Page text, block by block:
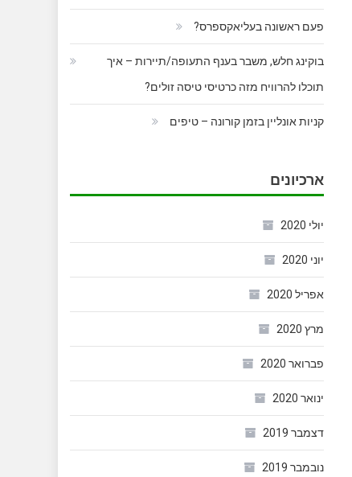
פעם ראשונה בעליאקספרס?
בוקינג חלש, משבר בענף התעופה/תיירות – איך
תוכלו להרוויח מזה כרטיסי טיסה זולים?
קניות אונליין בזמן קורונה – טיפים
ארכיונים
יולי 2020
יוני 2020
אפריל 2020
מרץ 2020
פברואר 2020
ינואר 2020
דצמבר 2019
נובמבר 2019